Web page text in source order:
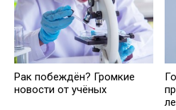
Рак побеждён? Громкие
новости от учёных